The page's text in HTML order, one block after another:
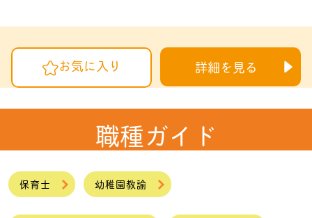
お気に入り 詳細を見る
職種ガイド
保育士 幼稚園教諭